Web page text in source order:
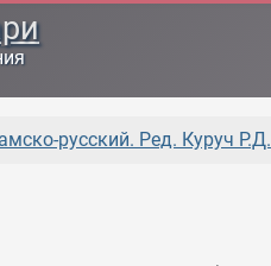
русский. Ред. Куруч Р.Д.